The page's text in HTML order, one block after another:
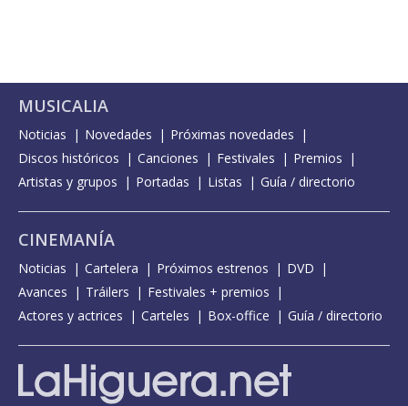
MUSICALIA
Noticias Novedades
Próximas novedades
Discos históricos
Canciones Festivales
Premios
Artistas y grupos
Portadas Listas Guía / directorio
CINEMANÍA
Noticias Cartelera Próximos estrenos
DVD
Avances
Tráilers
Festivales + premios
Actores y actrices
Carteles Box-office Guía / directorio